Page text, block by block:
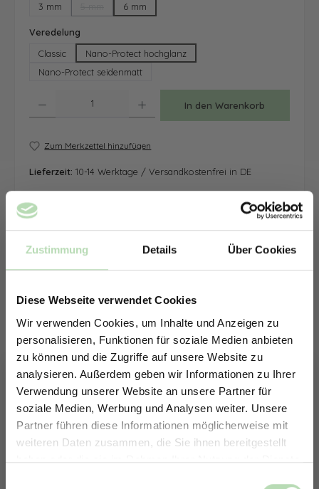
Zustimmung Details Über Cookies
Diese Webseite verwendet Cookies
Wir verwenden Cookies, um Inhalte und Anzeigen zu
personalisieren, Funktionen für soziale Medien anbieten
zu können und die Zugriffe auf unsere Website zu
analysieren. Außerdem geben wir Informationen zu Ihrer
Verwendung unserer Website an unsere Partner für
soziale Medien, Werbung und Analysen weiter. Unsere
Partner führen diese Informationen möglicherweise mit
weiteren Daten zusammen, die Sie ihnen bereitgestellt
haben oder die sie im Rahmen Ihrer Nutzung der Dienste
3 mm
(Diese Option ist zurzeit nicht verfügbar.)
6 mm
Veredelung
Classic
Nano-Protect hochglanz
Nano-Protect seidenmatt
In den Warenkorb
Zum Merkzettel hinzufügen
Lieferzeit: 10-14 Werktage / Versandkostenfrei in DE
ERHALTE 5% RABATT AUF
DEINE RÜCKWÄNDE